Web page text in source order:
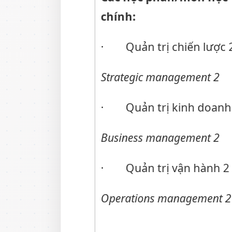
chính:
· Quản trị chiến lược
Strategic management 2
· Quản trị kinh doanh
Business management 2
· Quản trị vận hành 2
Operations management 2